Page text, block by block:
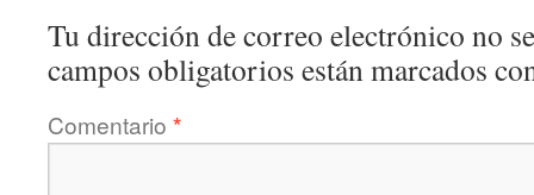
Tu dirección de correo electrónico no
campos obligatorios están marcados
Comentario *